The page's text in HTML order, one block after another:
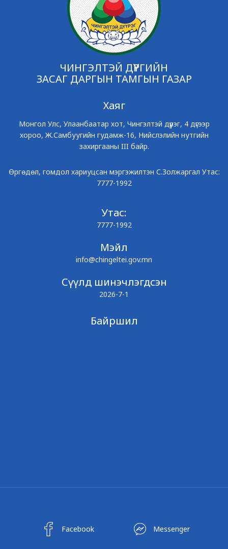
ЧИНГЭЛТЭЙ ДҮҮРГИЙН
ЗАСАГ ДАРГЫН ТАМГЫН ГАЗАР
Хаяг
Монгол Улс, Улаанбаатар хот, Чингэлтэй дүүрэг, 4 дүгээр
хороо, Ж.Самбуугийн гудамж-16, Нийслэлийн нутгийн
захиргааны III байр.
Өргөдөл, гомдол хариуцсан мэргэжилтэн С.Золжаргал Утас:
7777-1992
Утас:
7777-1992
Мэйл
info@chingeltei.gov.mn
Сүүлд шинэчлэгдсэн
2026-7-1
Байршил
Facebook Messenger